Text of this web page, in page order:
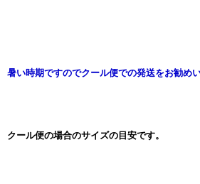
暑い時期ですのでクール便での発送をお勧めい
クール便の場合のサイズの目安です。